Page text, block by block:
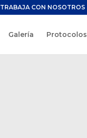
TRABAJA CON NOSOTROS
Galería Protocolos